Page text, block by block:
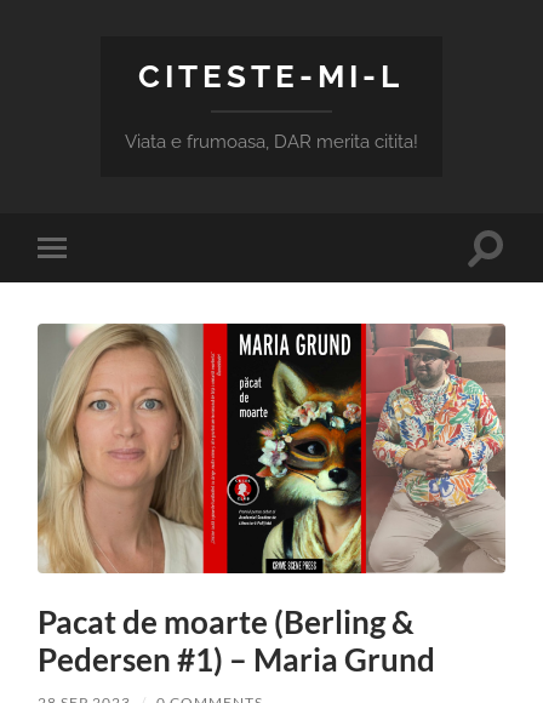
CITESTE-MI-L
Viata e frumoasa, DAR merita citita!
Toggle
mobile
Toggle
Pacat de moarte (Berling &
Pedersen #1) – Maria Grund